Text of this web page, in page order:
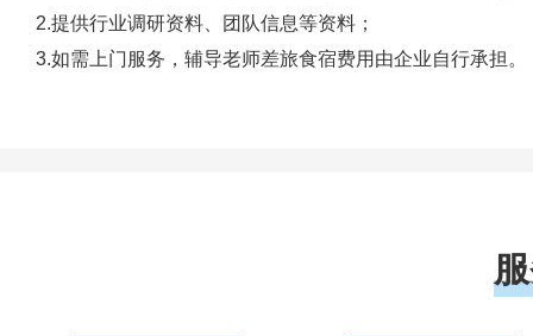
2.提供行业调研资料、团队信息等资料；
3.如需上门服务，辅导老师差旅食宿费用由企业自行承担。